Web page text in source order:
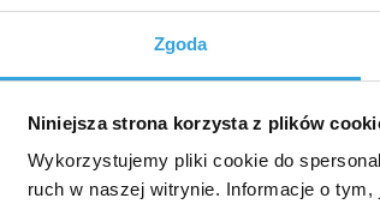
Zgoda
Niniejsza strona korzysta z plików
Wykorzystujemy pliki cookie do
ruch w naszej witrynie. Informacje o
Produkty
Mufa PCV -